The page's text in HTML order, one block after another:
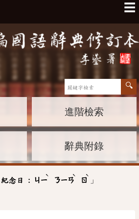
☰
進階檢索
辭典附錄
紀念日 : ㄐㄧ
ˋ
ㄋㄧㄢ
ˋ
ㄖ
ˋ
」